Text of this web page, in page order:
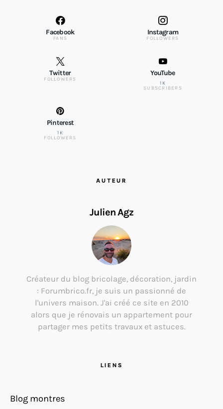
Facebook
FANS
Instagram
FOLLOWERS
Twitter
FOLLOWERS
YouTube
1K
SUBSCRIBERS
Pinterest
1K
FOLLOWERS
AUTEUR
Julien Agz
Créateur du blog bricolage, décoration, jardin
: Forumbrico.fr, je suis un passionné de
l'univers maison. J'ai créé ce site en 2010
alors que je rénovais un appartement pour
partager mes petits travaux et astuces.
LIENS
Blog montres